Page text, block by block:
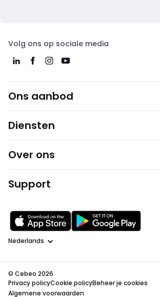
Volg ons op sociale media
Ons aanbod
Diensten
Over ons
Support
Taal
© Cebeo 2026
Privacy policyCookie policyBeheer je cookies
Algemene voorwaarden